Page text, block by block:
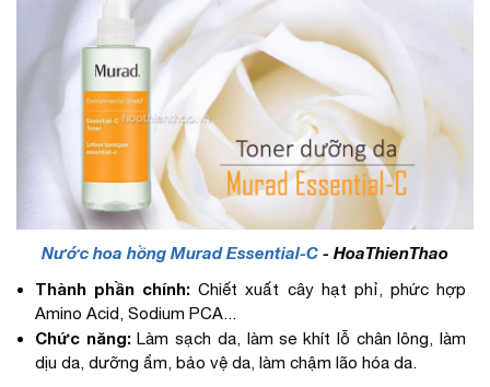
Nước hoa hồng Murad Essential-C - HoaThienThao
Thành phần chính: Chiết xuất cây hạt phỉ, phức hợp
Amino Acid, Sodium PCA...
Chức năng:Làm sạch da, làm se khít lỗ chân lông, làm
dịu da, dưỡng ẩm, bảo vệ da, làm chậm lão hóa da.